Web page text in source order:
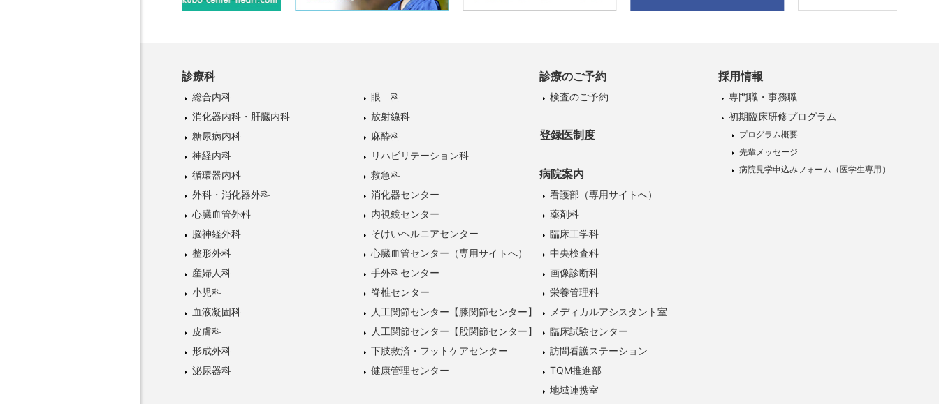
診療科
総合内科
消化器内科・肝臓内科
糖尿病内科
神経内科
循環器内科
外科・消化器外科
心臓血管外科
脳神経外科
整形外科
産婦人科
小児科
血液凝固科
皮膚科
形成外科
泌尿器科
眼 科
放射線科
麻酔科
リハビリテーション科
救急科
消化器センター
内視鏡センター
そけいヘルニアセンター
心臓血管センター（専用サイトへ）
手外科センター
脊椎センター
人工関節センター【膝関節センター】
人工関節センター【股関節センター】
下肢救済・フットケアセンター
健康管理センター
診療のご予約
検査のご予約
登録医制度
病院案内
看護部（専用サイトへ）
薬剤科
臨床工学科
中央検査科
画像診断科
栄養管理科
メディカルアシスタント室
臨床試験センター
訪問看護ステーション
TQM推進部
地域連携室
採用情報
専門職・事務職
初期臨床研修プログラム
プログラム概要
先輩メッセージ
病院見学申込みフォーム（医学生専用）